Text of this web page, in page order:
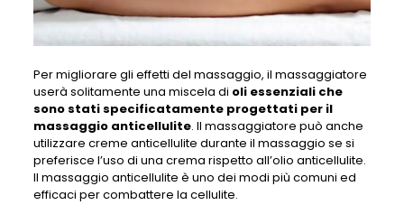
Per migliorare gli effetti del massaggio, il massaggiatore
userà solitamente una miscela di oli essenziali che
sono stati specificatamente progettati per il
massaggio anticellulite. Il massaggiatore può anche
utilizzare creme anticellulite durante il massaggio se si
preferisce l’uso di una crema rispetto all’olio anticellulite.
Il massaggio anticellulite è uno dei modi più comuni ed
efficaci per combattere la cellulite.